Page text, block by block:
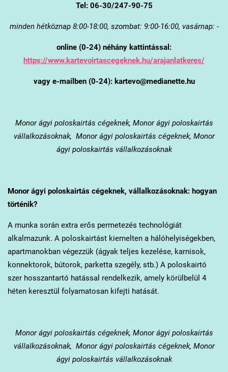
Tel: 06-30/247-90-75
minden hétköznap 8:00-18:00, szombat: 9:00-16:00, vasárnap: -
online (0-24) néhány kattintással:
https://www.kartevoirtascegeknek.hu/arajanlatkeres/
vagy e-mailben (0-24): kartevo@medianette.hu
Monorágyi poloskairtás cégeknek, Monor ágyi poloskairtás
vállalkozásoknak, Monor ágyi poloskairtás cégeknek, Monor
ágyi poloskairtás vállalkozásoknak
Monorágyi poloskairtás cégeknek, vállalkozásoknak: hogyan
történik?
A munka során extra erős permetezés technológiát
alkalmazunk. A poloskairtást kiemelten a hálóhelyiségekben,
apartmanokban végezzük (ágyak teljes kezelése, karnisok,
konnektorok, bútorok, parketta szegély, stb.) A poloskairtó
szer hosszantartó hatással rendelkezik, amely körülbelül 4
héten keresztül folyamatosan kifejti hatását.
Monorágyi poloskairtás cégeknek, Monor ágyi poloskairtás
vállalkozásoknak, Monor ágyi poloskairtás cégeknek, Monor
ágyi poloskairtás vállalkozásoknak